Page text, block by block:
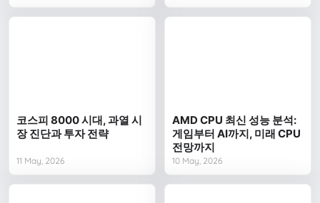
코스피 8000 시대, 과열 시
장 진단과 투자 전략
11 May, 2026
AMD CPU 최신 성능 분석:
게임부터 AI까지, 미래 CPU
전망까지
10 May, 2026